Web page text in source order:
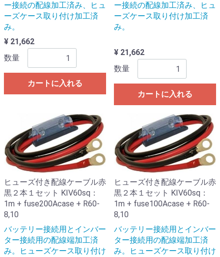
ー接続の配線加工済み、ヒュ
ーズケース取り付け加工済
み。
¥ 21,662
数量
カートに入れる
ー接続の配線加工済み、ヒュ
ーズケース取り付け加工済
み。
¥ 21,662
数量
カートに入れる
ヒューズ付き配線ケーブル赤
黒２本１セット KIV60sq：
1m + fuse200Acase + R60-
8,10
バッテリー接続用とインバー
ター接続用の配線端加工済
み。ヒューズケース取り付け
ヒューズ付き配線ケーブル赤
黒２本１セット KIV60sq：
1m + fuse100Acase + R60-
8,10
バッテリー接続用とインバー
ター接続用の配線端加工済
み。ヒューズケース取り付け